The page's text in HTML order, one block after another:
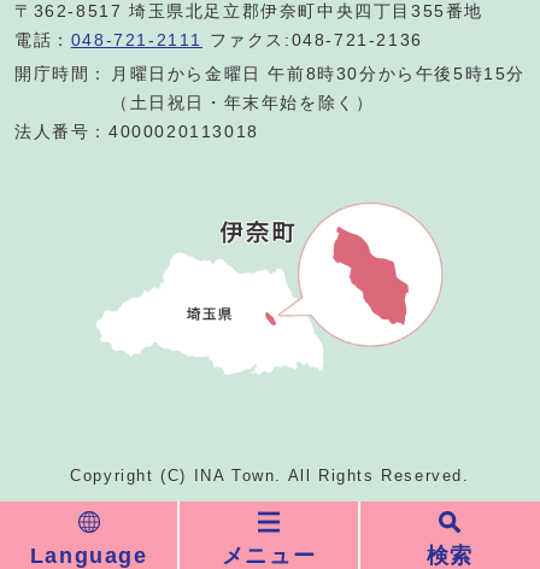
Language メニュー 検索
〒362-8517 埼玉県北足立郡伊奈町中央四丁目355番地
電話： 048-721-2111
ファクス:048-721-2136
開庁時間：
月曜日から金曜日 午前8時30分から午後5時15分
（土日祝日・年末年始を除く）
法人番号：4000020113018
Copyright (C) INA Town. All Rights Reserved.